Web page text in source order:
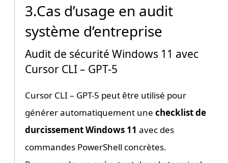
3.Cas d’usage en audit
système d’entreprise
Audit de sécurité Windows 11 avec
Cursor CLI – GPT-5
Cursor CLI – GPT-5 peut être utilisé pour
générer automatiquement unechecklist de
durcissement Windows 11 avec des
commandes PowerShell concrètes.